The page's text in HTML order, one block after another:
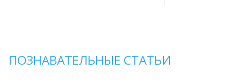
ПОЗНАВАТЕЛЬНЫЕ СТАТЬИ